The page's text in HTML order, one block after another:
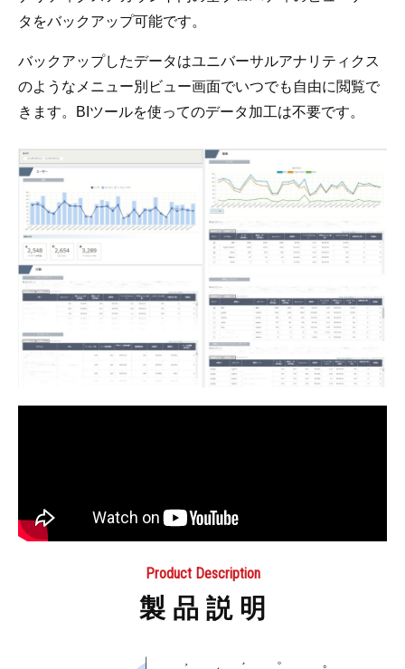
タをバックアップ可能です。
バックアップしたデータはユニバーサルアナリティクス
のようなメニュー別ビュー画面でいつでも自由に閲覧で
きます。BIツールを使ってのデータ加工は不要です。
Product Description
製 品 説 明